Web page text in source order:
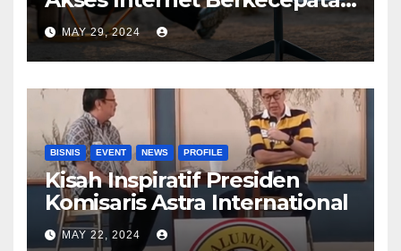
Tinggi
MAY 29, 2024
BISNIS EVENT NEWS PROFILE
Kisah Inspiratif Presiden
Komisaris Astra International
MAY 22, 2024